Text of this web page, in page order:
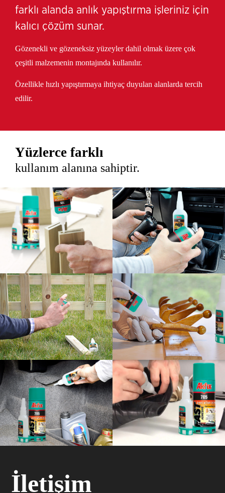
farklı alanda anlık yapıştırma işleriniz için
kalıcı çözüm sunar.
Gözenekli ve gözeneksiz yüzeyler dahil olmak üzere çok
çeşitli malzemenin montajında kullanılır.
Özellikle hızlı yapıştırmaya ihtiyaç duyulan alanlarda tercih
edilir.
Yüzlerce farklı
kullanım alanına sahiptir.
İletişim